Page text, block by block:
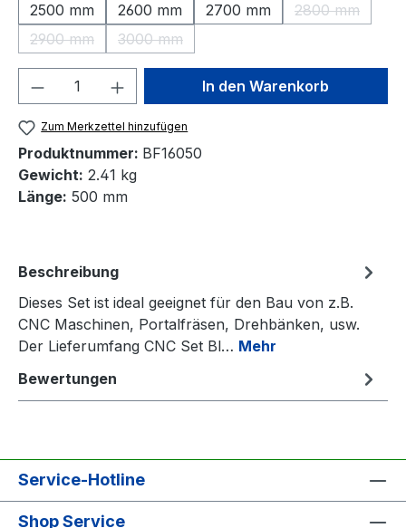
2500 mm
2600 mm 2700 mm 2800 mm
(Diese
2900 mm
(Diese Option ist zurzeit nicht verfügbar.)
3000 mm
(Diese Option ist zurzeit nicht verfügbar.)
Produkt Anzahl: Gib denIn den Warenkorb
Zum Merkzettel hinzufügen
Produktnummer: BF16050
Gewicht: 2.41 kg
Länge: 500 mm
Beschreibung
Dieses Set ist ideal geeignet für den Bau von z.B.
CNC Maschinen, Portalfräsen, Drehbänken, usw.
Der Lieferumfang CNC Set Bl… Mehr
Bewertungen
Service-Hotline
Shop Service